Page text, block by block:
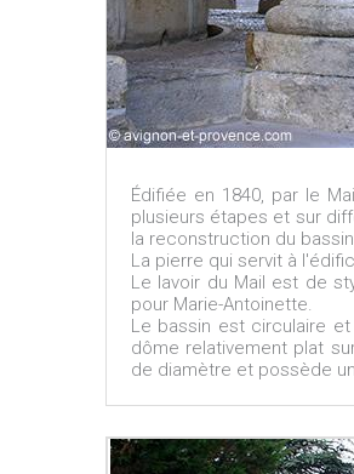
Édifiée en 1840, par le
plusieurs étapes et sur
la reconstruction du
La pierre qui servit à
Le lavoir du Mail est de
pour Marie-Antoinette.
Le bassin est circulaire
dôme relativement plat
de diamètre et possède